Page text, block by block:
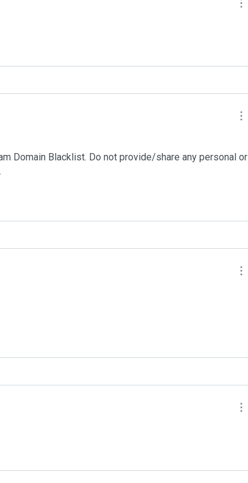
Domain Blacklist. Do not provide/share any personal or